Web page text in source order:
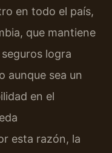
en todo el país,
que mantiene
logra
aunque sea un
en el
esta razón, la